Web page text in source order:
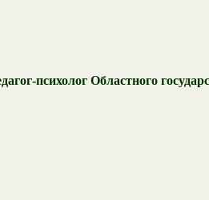
психолог Областного